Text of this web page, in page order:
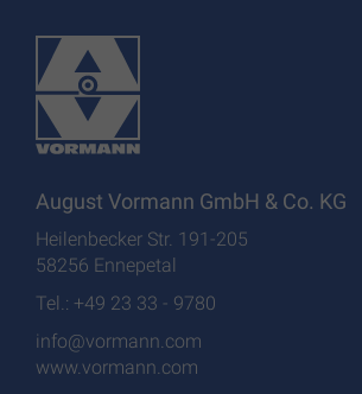
August Vormann GmbH & Co. KG
Heilenbecker Str. 191-205
58256 Ennepetal
Tel.: +49 23 33 - 9780
info@vormann.com
www.vormann.com